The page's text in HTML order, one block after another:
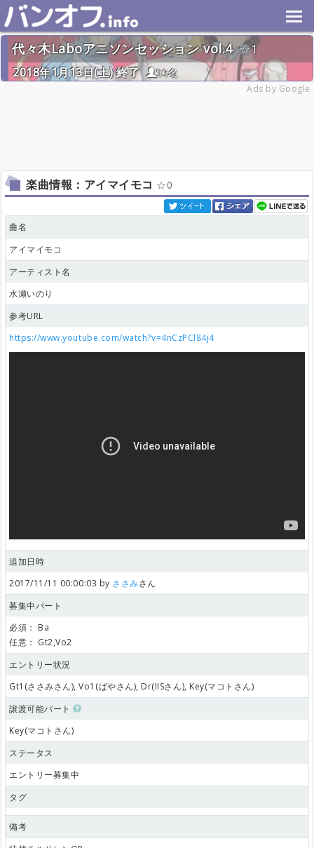
代々木Laboアニソンセッション vol.4
1
2018年1月13日(土) 終了
59名
Ads by Google
楽曲情報：アイマイモコ 0
曲名
アイマイモコ
アーティスト名
水瀬いのり
参考URL
https://www.youtube.com/watch?v=4nCzPCl84j4
追加日時
2017/11/11 00:00:03 by ささみさん
募集中パート
必須： Ba
任意： Gt2,Vo2
エントリー状況
Gt1(ささみさん), Vo1(ばやさん), Dr(IISさん), Key(マコトさん)
譲渡可能パート
Key(マコトさん)
ステータス
エントリー募集中
タグ
備考